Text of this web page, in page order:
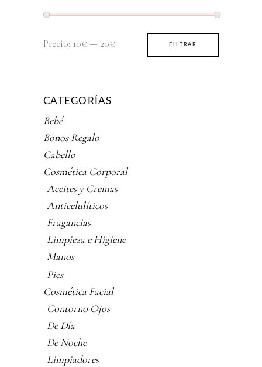
Precio
Precio
FILTRAR
Precio: 10€— 20€
CATEGORÍAS
Bebé
Bonos Regalo
Cabello
Cosmética Corporal
Aceites y Cremas
Anticelulíticos
Fragancias
Limpieza e Higiene
Manos
Pies
Cosmética Facial
Contorno Ojos
De Día
De Noche
Limpiadores